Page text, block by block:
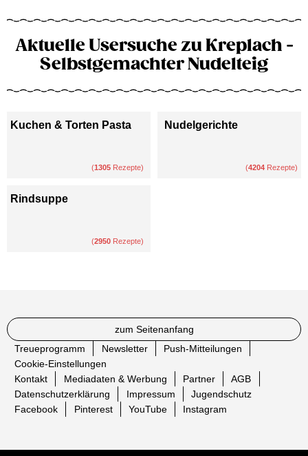
Aktuelle Usersuche zu Kreplach -
Selbstgemachter Nudelteig
Kuchen & Torten Pasta
(1305 Rezepte)
Nudelgerichte
(4204 Rezepte)
Rindsuppe
(2950 Rezepte)
zum Seitenanfang
Treueprogramm
Newsletter
Push-Mitteilungen
Cookie-Einstellungen
Kontakt
Mediadaten & Werbung Partner
AGB
Datenschutzerklärung
Impressum
Jugendschutz
Facebook
Pinterest YouTube Instagram